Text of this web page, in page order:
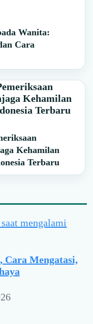
Wanita:
Cara
Kehamilan
Terbaru
Cara Mengatasi,